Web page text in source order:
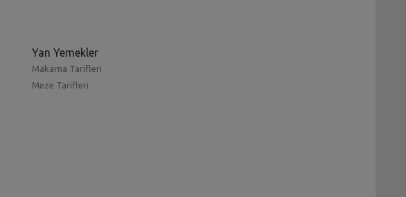
Yan Yemekler
Makarna Tarifleri
Meze Tarifleri